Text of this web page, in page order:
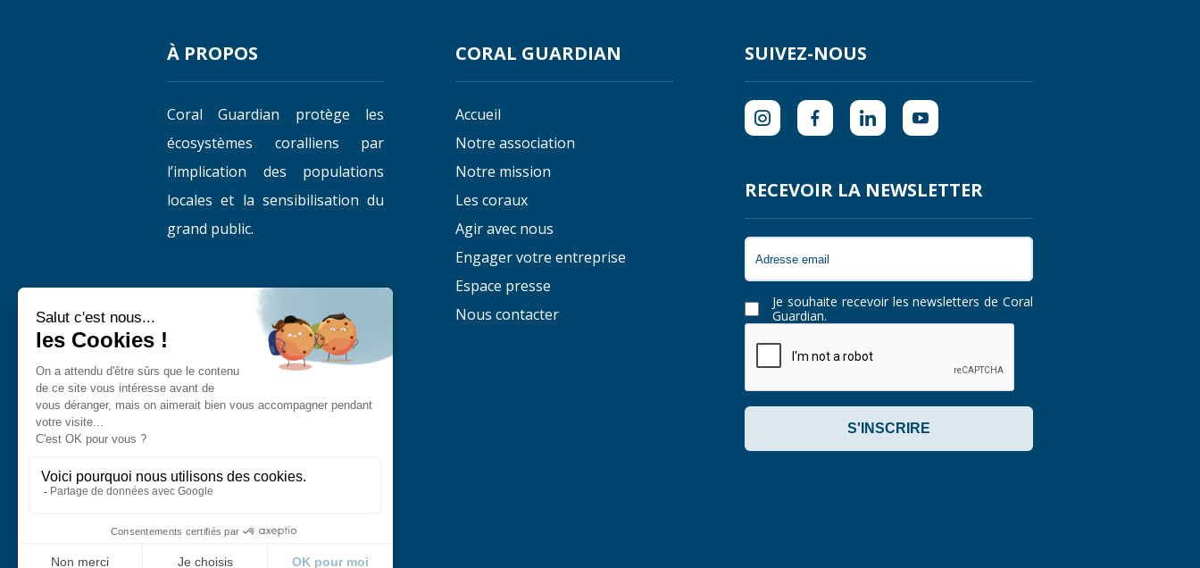
À PROPOS
Coral Guardian protège les
écosystèmes coralliens par
l’implication des populations
locales et la sensibilisation du
grand public.
CORAL GUARDIAN
Accueil
Notre association
Notre mission
Les coraux
Agir avec nous
Engager votre entreprise
Espace presse
Nous contacter
SUIVEZ-NOUS
RECEVOIR LA NEWSLETTER
Je souhaite recevoir les newsletters de Coral
Guardian.